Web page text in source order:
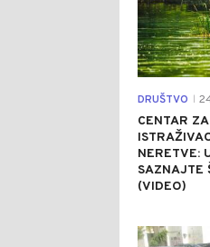
DRUŠTVO
CENTAR
NERETVE:
SAZNAJTE
(VIDEO)